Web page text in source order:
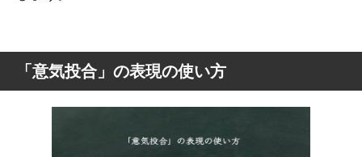
「意気投合」の表現の使い方